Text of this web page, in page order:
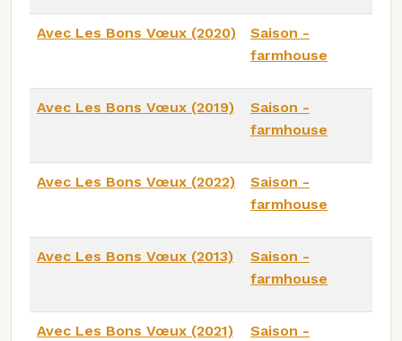
Avec Les Bons Vœux (2020)
Saison -
farmhouse
Avec Les Bons Vœux (2019)
Saison -
farmhouse
Avec Les Bons Vœux (2022)
Saison -
farmhouse
Avec Les Bons Vœux (2013)
Saison -
farmhouse
Avec Les Bons Vœux (2021)
Saison -